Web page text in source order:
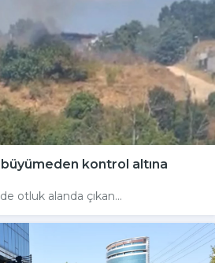
büyümeden kontrol altına
otluk alanda çıkan...